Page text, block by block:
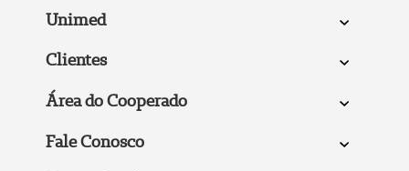
Unimed
Clientes
Área do Cooperado
Fale Conosco